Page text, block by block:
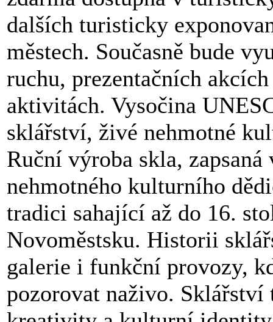
dalších turisticky
městech. Současně bude
ruchu, prezentačních
aktivitách. Vysočina
sklářství, živé nehmotné
Ruční výroba skla, zapsaná
nehmotného kulturního
tradici sahající až do 16.
Novoměstsku. Historii
galerie i funkční provozy,
pozorovat naživo. Sklářství